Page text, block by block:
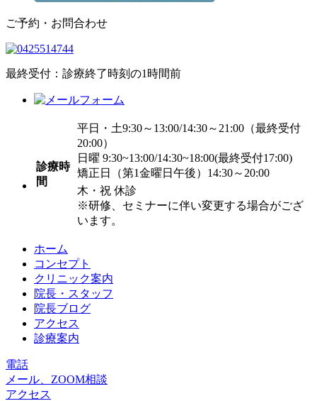
ご予約・お問合わせ
最終受付：診療終了時刻の1時間前
診療時
間
平日・土9:30～13:00/14:30～21:00（最終受付
20:00）
日曜 9:30~13:00/14:30~18:00(最終受付17:00)
矯正日（第1金曜日午後）14:30～20:00
木・祝 休診
※研修、セミナーに伴い変更する場合がござ
います。
ホーム
コンセプト
クリニック案内
院長・スタッフ
院長ブログ
アクセス
診療案内
電話
メール、ZOOM相談
アクセス